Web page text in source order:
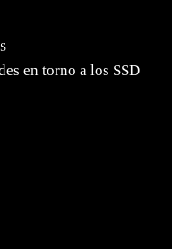
en torno a los SSD